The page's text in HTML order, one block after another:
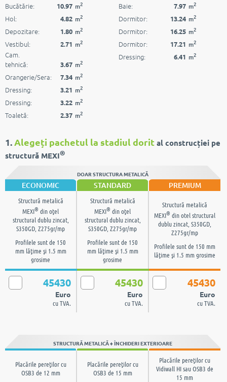
Bucătărie: 10.97 m2
Hol: 4.82 m2
Depozitare: 1.80 m2
Vestibul: 2.71 m2
Cam.
tehnică:
3.67 m2
Orangerie/Sera: 7.34 m2
Dressing: 3.21 m2
Dressing: 3.22 m2
Toaletă: 2.37 m2
Baie: 7.97 m2
Dormitor: 13.24 m2
Dormitor: 16.25 m2
Dormitor: 17.21 m2
Dressing: 6.41 m2
1.Alegeți pachetul la stadiul dorit al construcției pe
structură MEXI®
DOAR STRUCTURA METALICĂ
ECONOMIC STANDARD PREMIUM
Structură metalică
MEXI® din oţel
structural dublu zincat,
S350GD, Z275gr/mp
Profilele sunt de 150
mm lăţime şi 1.5 mm
grosime
Structură metalică
MEXI® din oţel
structural dublu zincat,
S350GD, Z275gr/mp
Profilele sunt de 150
mm lăţime şi 1.5 mm
grosime
Structură metalică
MEXI® din otel structural
dublu zincat, S350GD,
Z275gr/mp
Profilele sunt de 150 mm
lăţime şi 1.5 mm grosime
45430
Euro
cu TVA.
45430
Euro
cu TVA.
45430
Euro
cu TVA.
STRUCTURĂ METALICĂ + ÎNCHIDERI EXTERIOARE
Placările pereţilor cu
OSB3 de 12 mm
Placările pereţilor cu
OSB3 de 15 mm
Placările pereţilor cu
Vidiwall HI sau OSB3 de
15 mm